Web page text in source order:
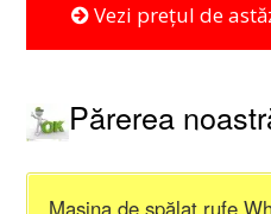
Vezi prețul de
Părerea
Mașina de spălat rufe